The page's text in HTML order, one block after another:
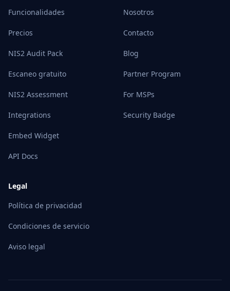
Funcionalidades
Precios
NIS2 Audit Pack
Escaneo gratuito
NIS2 Assessment
Integrations
Embed Widget
API Docs
Nosotros
Contacto
Blog
Partner Program
For MSPs
Security Badge
Legal
Política de privacidad
Condiciones de servicio
Aviso legal